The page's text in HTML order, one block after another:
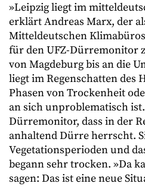
»Leipzig liegt im
erklärt Andreas Marx, der
Mitteldeutschen
für den UFZ-Dürremonitor
von Magdeburg bis an die
liegt im Regenschatten des
Phasen von Trockenheit
an sich unproblematisch
Dürremonitor, dass in der
anhaltend Dürre herrscht.
Vegetationsperioden und
begann sehr trocken. »Da
sagen: Das ist eine neue